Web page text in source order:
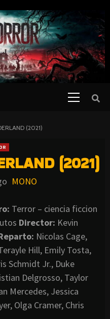
(2021)
(2021)
MONO
Terror – ciencia ficcion
Director: Kevin
Nicolas Cage,
Hill, Emily Tosta,
Schmidt Jr., Duke
Delgrosso, Taylor
Mercedes, Jessica
Olga Cramer, Chris